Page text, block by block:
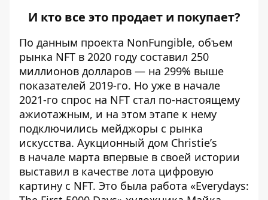
И кто все это продает и покупает?
По данным проекта NonFungible, объем
рынка NFT в 2020 году составил 250
миллионов долларов — на 299% выше
показателей 2019-го. Но уже в начале
2021-го спрос на NFT стал по-настоящему
ажиотажным, и на этом этапе к нему
подключились мейджоры с рынка
искусства. Аукционный дом Christieʼs
в начале марта впервые в своей истории
выставил в качестве лота цифровую
картину с NFT. Это была работа «Everydays: